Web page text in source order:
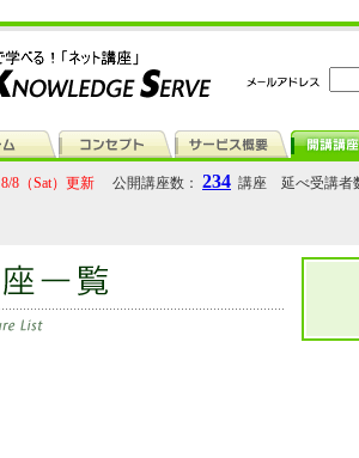
8/8（Sat）更新 公開講座数： 234 講座 延べ受講者